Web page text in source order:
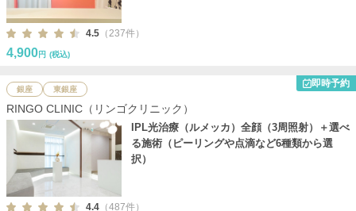
4.5 （237件）
4,900円 (税込)
銀座 東銀座
即時予約
RINGO CLINIC（リンゴクリニック）
IPL光治療（ルメッカ）全顔（3周照射）＋選べ
る施術（ピーリングや点滴など6種類から選
択）
4.4 （487件）